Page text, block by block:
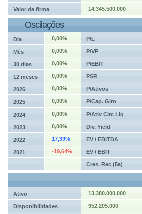
Valor da firma 14.345.500.000
Oscilações
Dia 0,00% P/L
Mês 0,00% P/VP
30 dias 0,00% P/EBIT
12 meses 0,00% PSR
2026 0,00% P/Ativos
2025 0,00% P/Cap. Giro
2024 0,00% P/Ativ Circ Liq
2023 0,00% Div. Yield
2022 17,39% EV / EBITDA
2021 -19,64% EV / EBIT
Cres. Rec (5a)
Ativo 13.380.000.000
Disponibilidades 952.205.000